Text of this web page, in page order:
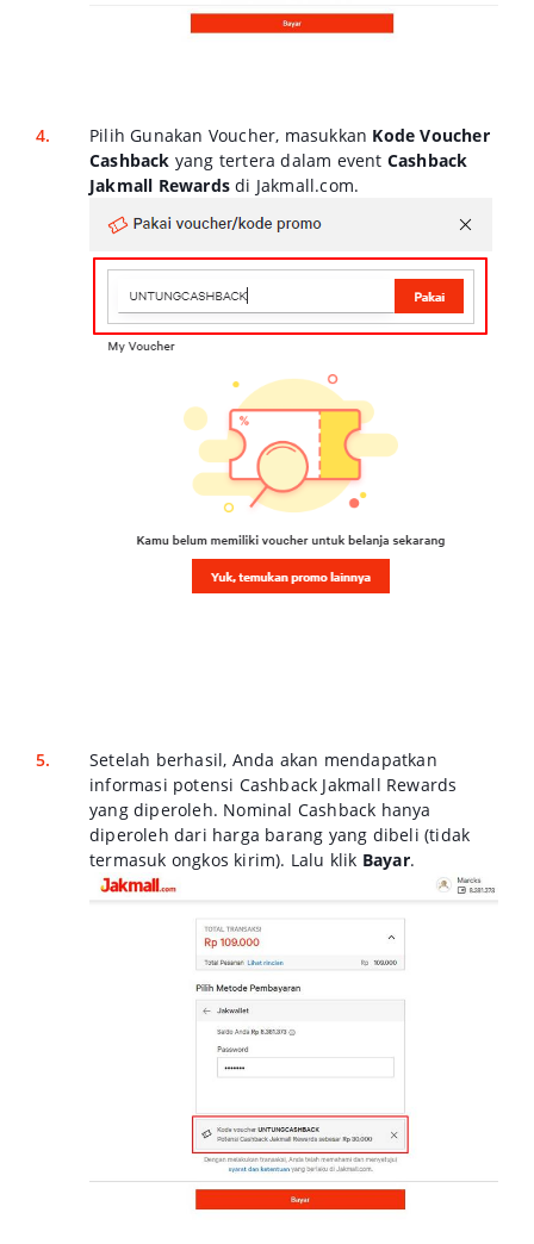
Pilih Gunakan Voucher, masukkan Kode Voucher
Cashback yang tertera dalam event Cashback
Jakmall Rewards di Jakmall.com.
Setelah berhasil, Anda akan mendapatkan
informasi potensi Cashback Jakmall Rewards
yang diperoleh. Nominal Cashback hanya
diperoleh dari harga barang yang dibeli (tidak
termasuk ongkos kirim). Lalu klik Bayar.